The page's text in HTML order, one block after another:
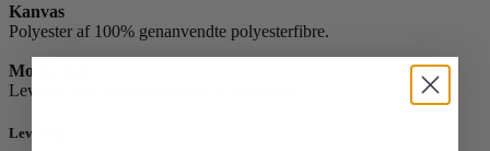
Kanvas
Polyester af 100% genanvendte polyesterfibre.
Montering
Leveres med ophængsbeslag på bagsiden
Levering